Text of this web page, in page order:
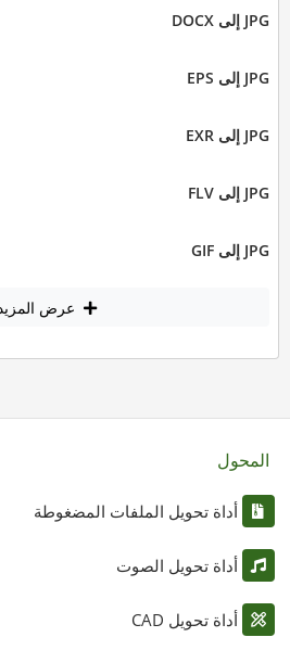
JPG إلى DOCX
JPG إلى EPS
JPG إلى EXR
JPG إلى FLV
JPG إلى GIF
عرض المزيد
المحول
أداة تحويل الملفات المضغوطة
أداة تحويل الصوت
أداة تحويل CAD